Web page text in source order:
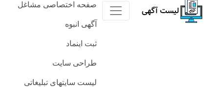
صفحه اختصاصی مشاغل
آگهی‌ انبوه
ثبت اینماد
طراحی سایت
لیست سایتهای تبلیغاتی